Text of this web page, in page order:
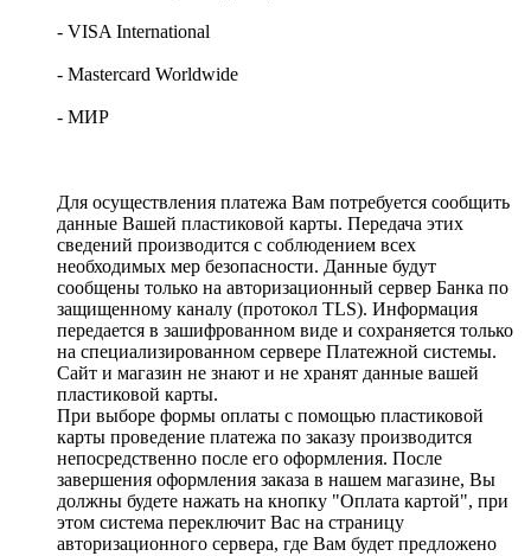
- VISA International
- Mastercard Worldwide
- МИР
Для осуществления платежа Вам потребуется сообщить
данные Вашей пластиковой карты. Передача этих
сведений производится с соблюдением всех
необходимых мер безопасности. Данные будут
сообщены только на авторизационный сервер Банка по
защищенному каналу (протокол TLS). Информация
передается в зашифрованном виде и сохраняется только
на специализированном сервере Платежной системы.
Сайт и магазин не знают и не хранят данные вашей
пластиковой карты.
При выборе формы оплаты с помощью пластиковой
карты проведение платежа по заказу производится
непосредственно после его оформления. После
завершения оформления заказа в нашем магазине, Вы
должны будете нажать на кнопку "Оплата картой", при
этом система переключит Вас на страницу
авторизационного сервера, где Вам будет предложено